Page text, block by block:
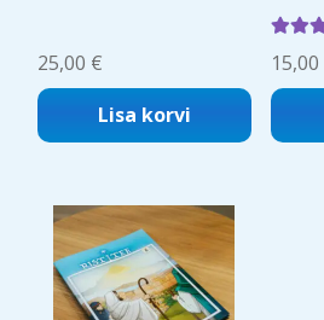
25,00 €
Lisa korvi
5.00
15,00